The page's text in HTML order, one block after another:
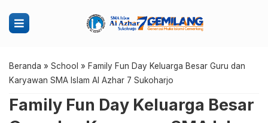
Beranda » School » Family Fun Day Keluarga Besar Guru dan
Karyawan SMA Islam Al Azhar 7 Sukoharjo
Family Fun Day Keluarga Besar